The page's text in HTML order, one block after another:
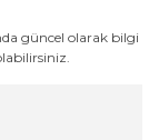
güncel olarak bilgi